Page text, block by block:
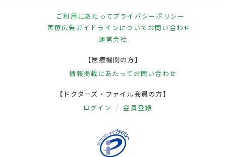
ご利用にあたってプライバシーポリシー
医療広告ガイドラインについてお問い合わせ
運営会社
【医療機関の方】
情報掲載にあたって お問い合わせ
【ドクターズ・ファイル会員の方】
ログイン 会員登録